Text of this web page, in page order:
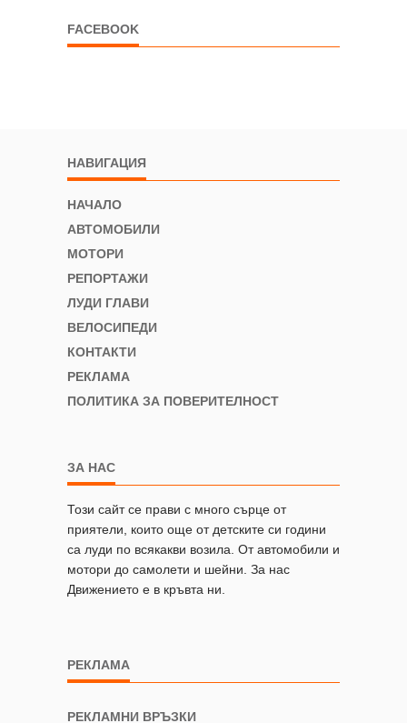
FACEBOOK
НАВИГАЦИЯ
НАЧАЛО
АВТОМОБИЛИ
МОТОРИ
РЕПОРТАЖИ
ЛУДИ ГЛАВИ
ВЕЛОСИПЕДИ
КОНТАКТИ
РЕКЛАМА
ПОЛИТИКА ЗА ПОВЕРИТЕЛНОСТ
ЗА НАС
Този сайт се прави с много сърце от
приятели, които още от детските си години
са луди по всякакви возила. От автомобили и
мотори до самолети и шейни. За нас
Движението е в кръвта ни.
РЕКЛАМА
РЕКЛАМНИ ВРЪЗКИ